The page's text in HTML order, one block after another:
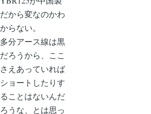
だから変なのかわ
からない。
多分アース線は黒
だろうから、ここ
さえあっていれば
ショートしたりす
ることはないんだ
ろうな、とは思っ